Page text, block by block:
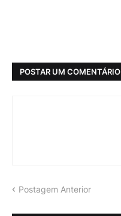
POSTAR UM COMENTÁRIO
Postagem Anterior